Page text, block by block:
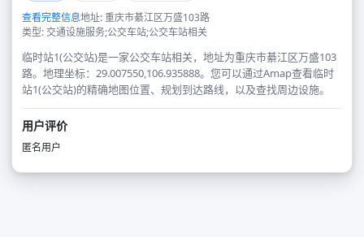
查看完整信息地址: 重庆市綦江区万盛103路
类型: 交通设施服务;公交车站;公交车站相关
临时站1(公交站)是一家公交车站相关，地址为重庆市綦江区万盛103
路。地理坐标：29.007550,106.935888。您可以通过Amap查看临时
站1(公交站)的精确地图位置、规划到达路线，以及查找周边设施。
用户评价
匿名用户